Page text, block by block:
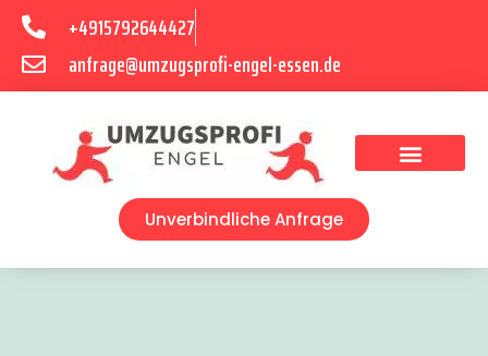
+4915792644427
anfrage@umzugsprofi-engel-essen.de
Unverbindliche Anfrage